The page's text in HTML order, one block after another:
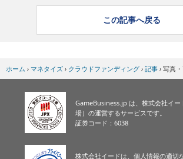
この記事へ戻る
ホーム › マネタイズ › クラウドファンディング › 記事 › 写真
GameBusiness.jp は、株式会社イー
場）の運営するサービスです。
証券コード：6038
株式会社イードは、個人情報の適切